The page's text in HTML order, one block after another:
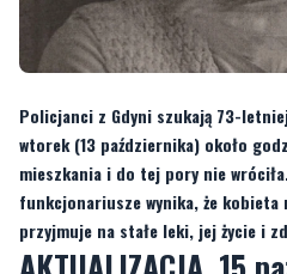
Policjanci z Gdyni szukają 73-
wtorek (13 października) około
funkcjonariusze wynika, że kobieta
przyjmuje na stałe leki, jej życie i
AKTUALIZACJA, 15
7:00
Jak podała gdyńska policja, w środę 14